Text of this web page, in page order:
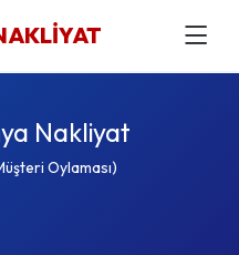
Nakliyat
Oylaması)